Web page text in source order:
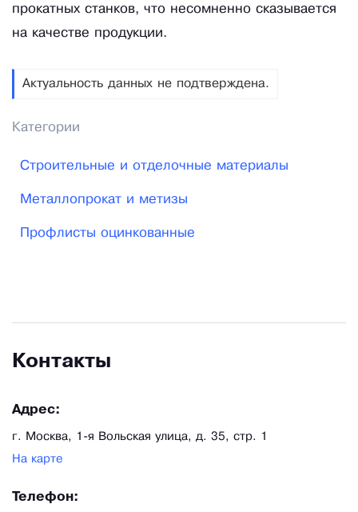
прокатных станков, что несомненно сказывается
на качестве продукции.
Актуальность данных не подтверждена.
Категории
Строительные и отделочные материалы
Металлопрокат и метизы
Профлисты оцинкованные
Контакты
Адрес:
г. Москва, 1-я Вольская улица, д. 35, стр. 1
На карте
Телефон: